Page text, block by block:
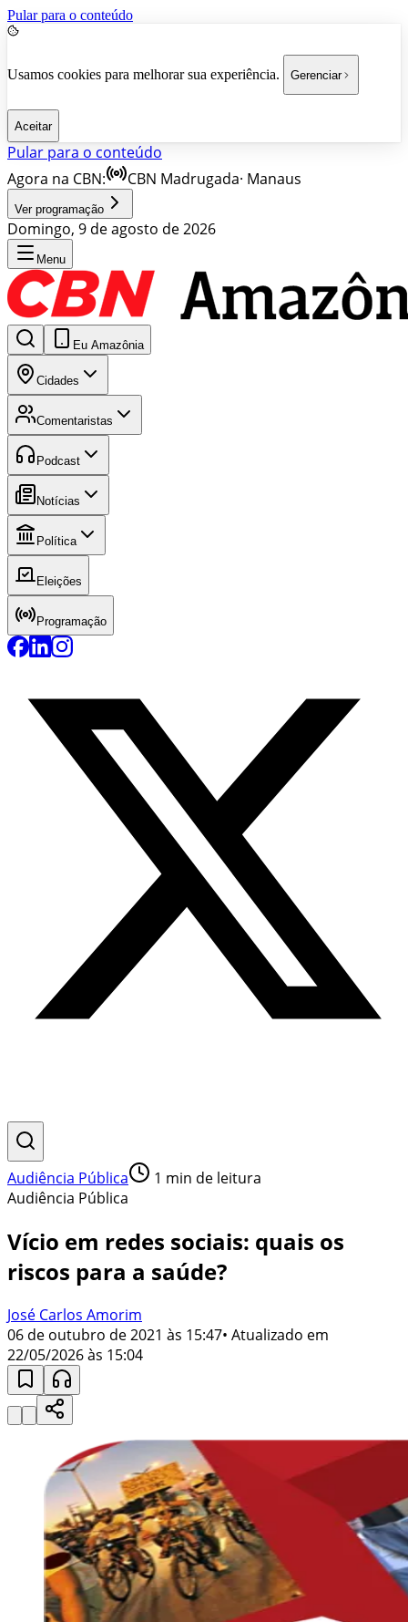
Pular para o conteúdo
Usamos cookies para melhorar sua experiência. Gerenciar
Aceitar
Pular para o conteúdo
Agora na CBN:
CBN Madrugada· Manaus
Ver programação
Domingo, 9 de agosto de 2026
Menu
Eu Amazônia
Cidades
Comentaristas
Podcast
Notícias
Política
Eleições
Programação
Audiência Pública 1 min de leitura
Audiência Pública
Vício em redes sociais: quais os
riscos para a saúde?
José Carlos Amorim
06 de outubro de 2021 às 15:47• Atualizado em
22/05/2026 às 15:04